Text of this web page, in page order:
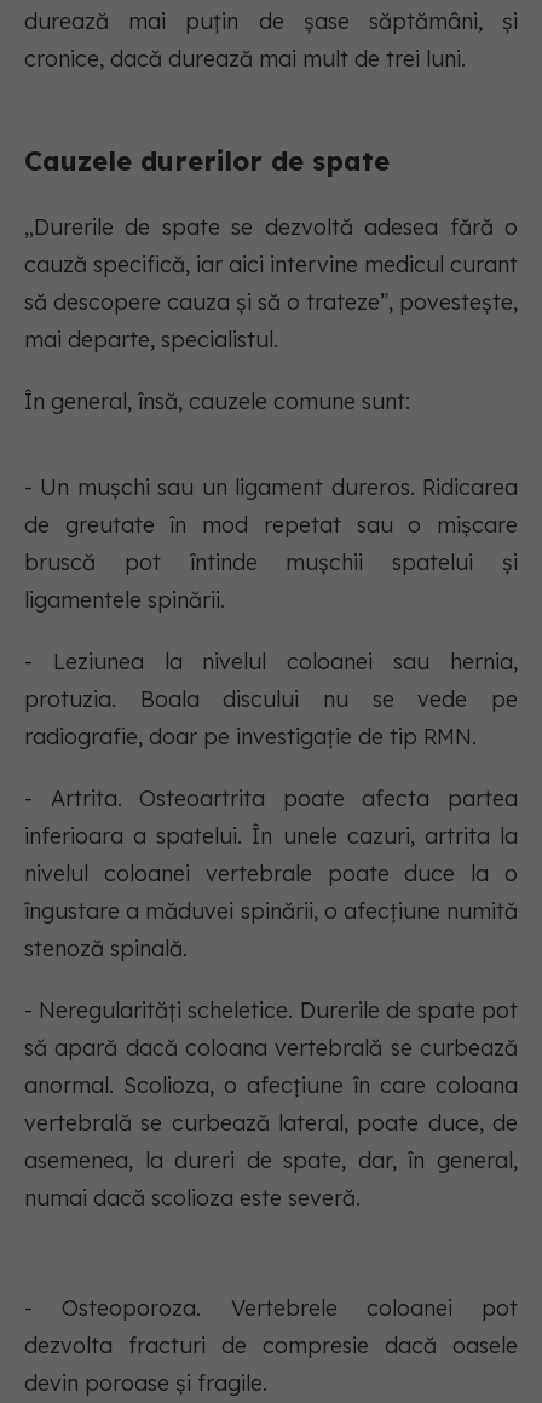
durează mai puțin de șase săptămâni, și
cronice, dacă durează mai mult de trei luni.
Cauzele durerilor de spate
„Durerile de spate se dezvoltă adesea fără o
cauză specifică, iar aici intervine medicul curant
să descopere cauza și să o trateze”, povestește,
mai departe, specialistul.
În general, însă, cauzele comune sunt:
- Un mușchi sau un ligament dureros. Ridicarea
de greutate în mod repetat sau o mișcare
bruscă pot întinde mușchii spatelui și
ligamentele spinării.
- Leziunea la nivelul coloanei sau hernia,
protuzia. Boala discului nu se vede pe
radiografie, doar pe investigație de tip RMN.
- Artrita. Osteoartrita poate afecta partea
inferioara a spatelui. În unele cazuri, artrita la
nivelul coloanei vertebrale poate duce la o
îngustare a măduvei spinării, o afecțiune numită
stenoză spinală.
- Neregularități scheletice. Durerile de spate pot
să apară dacă coloana vertebrală se curbează
anormal. Scolioza, o afecțiune în care coloana
vertebrală se curbează lateral, poate duce, de
asemenea, la dureri de spate, dar, în general,
numai dacă scolioza este severă.
- Osteoporoza. Vertebrele coloanei pot
dezvolta fracturi de compresie dacă oasele
devin poroase și fragile.